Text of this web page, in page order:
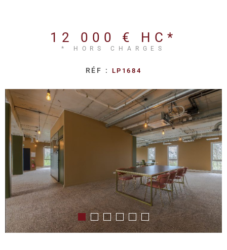
12 000 € HC*
* HORS CHARGES
RÉF : LP1684